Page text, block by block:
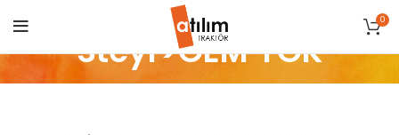
0
Steyr>OEM YOK